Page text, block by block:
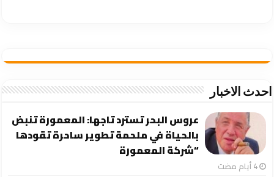
احدث الاخبار
عروس البحر تسترد تاجها: المعمورة تنبض
بالحياة في ملحمة تطوير ساحرة تقودها
“شركة المعمورة
‏4 أيام مضت